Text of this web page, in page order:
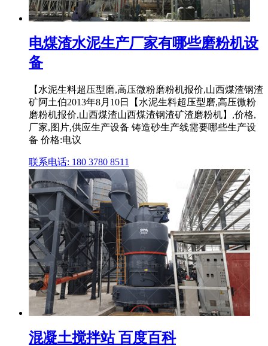
电煤渣水泥生产厂家有哪些磨粉机设
备
【水泥生料超压型磨,高压微粉磨粉机报价,山西煤渣钢渣
矿阿土伯2013年8月10日【水泥生料超压型磨,高压微粉
磨粉机报价,山西煤渣山西煤渣钢渣矿渣磨粉机】,价格,
厂家,图片,供应生产设备 铸造砂生产线需要哪些生产设
备 价格:电议
联系电话: 180 3780 8511
混凝土搅拌站 百度百科